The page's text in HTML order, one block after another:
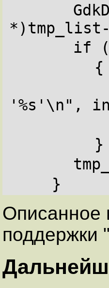
*)tmp_list-
if
{
'%s'\n",
}
}
Описанное
поддержки